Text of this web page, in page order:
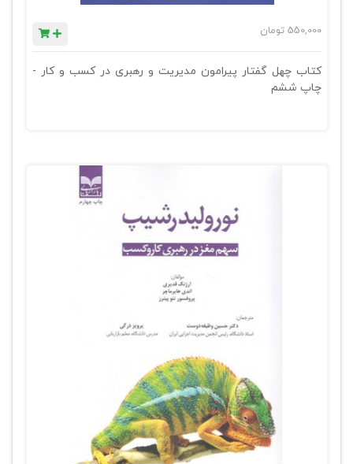
550,000 تومان
کتاب چهل گفتار پیرامون مدیریت و رهبری در کسب و کار -
چاپ ششم